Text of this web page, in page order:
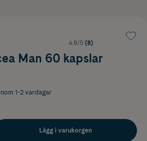
4.8/5 (8)
Man 60 kapslar
1-2 vardagar
Lägg i varukorgen